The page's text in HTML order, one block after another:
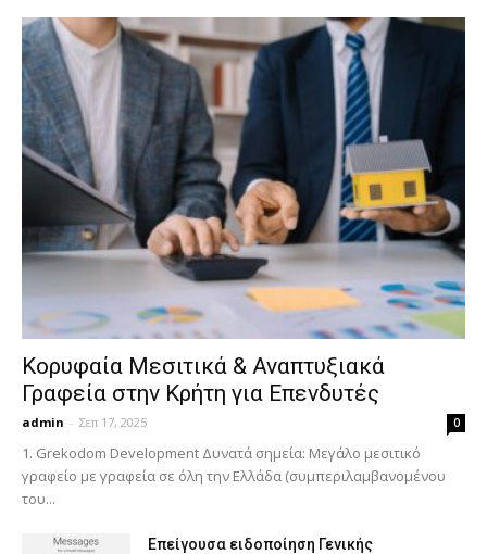
Κορυφαία Μεσιτικά & Αναπτυξιακά
Γραφεία στην Κρήτη για Επενδυτές
admin - Σεπ 17, 2025 0
1. Grekodom Development Δυνατά σημεία: Μεγάλο μεσιτικό
γραφείο με γραφεία σε όλη την Ελλάδα (συμπεριλαμβανομένου
του...
Επείγουσα ειδοποίηση Γενικής